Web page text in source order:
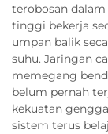
terobosan
tinggi bekerja
umpan balik
suhu. Jaringan
memegang
belum pernah
kekuatan
sistem terus